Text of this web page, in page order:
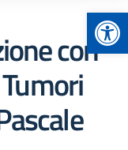
con